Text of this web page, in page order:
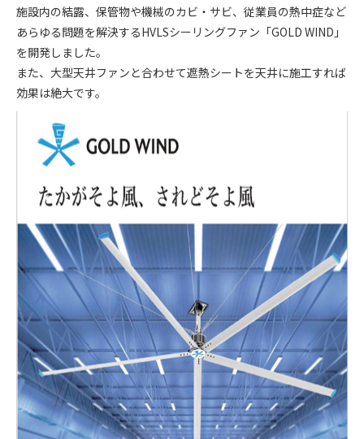
施設内の結露、保管物や機械のカビ・サビ、従業員の熱中症など
あらゆる問題を解決するHVLSシーリングファン「GOLD WIND」
を開発しました。
また、大型天井ファンと合わせて遮熱シートを天井に施工すれば
効果は絶大です。